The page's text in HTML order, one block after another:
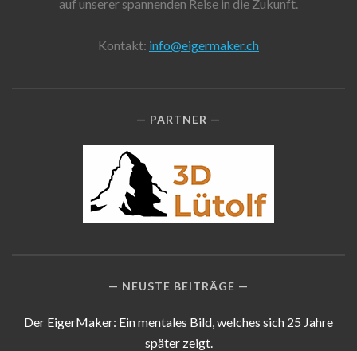
auf unserer spannenden Reise in die Zukunft.
Kontakt: info@eigermaker.ch
PARTNER
NEUSTE BEITRÄGE
Der EigerMaker: Ein mentales Bild, welches sich 25 Jahre
später zeigt.